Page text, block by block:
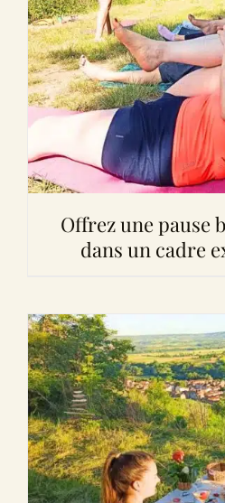
Offrez une pause
dans un cadre